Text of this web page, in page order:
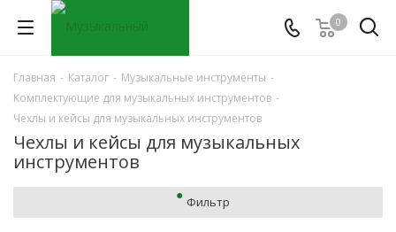
0
Главная - Каталог - Музыкальные инструменты -
Комплектующие для музыкальных инструментов -
Чехлы и кейсы для музыкальных инструментов
Чехлы и кейсы для музыкальных
инструментов
Фильтр